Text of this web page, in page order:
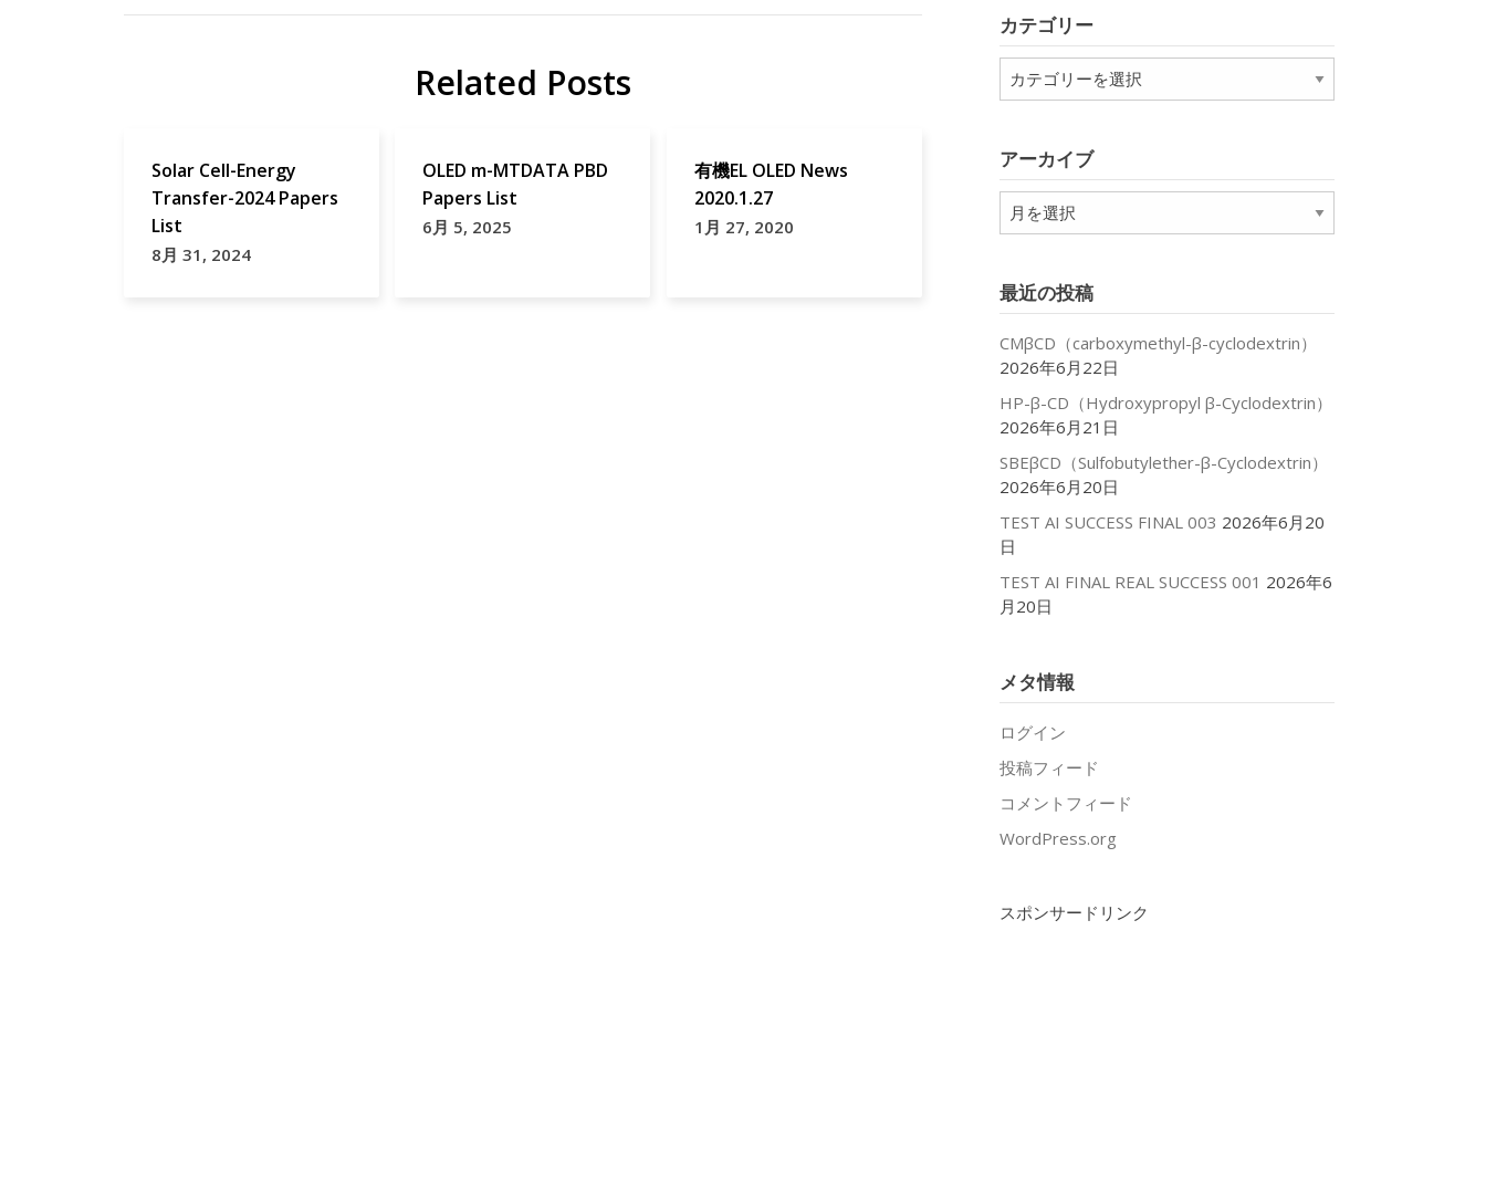
Related Posts
Solar Cell-Energy
Transfer-2024 Papers
List
8月 31, 2024
OLED m-MTDATA PBD
Papers List
6月 5, 2025
有機EL OLED News
2020.1.27
1月 27, 2020
カテゴリー
テ
ー
アーカイブ
ア
ー
ブ
最近の投稿
CMβCD（carboxymethyl-β-cyclodextrin）
2026年6月22日
HP-β-CD（Hydroxypropyl β-Cyclodextrin）
2026年6月21日
SBEβCD（Sulfobutylether-β-Cyclodextrin）
2026年6月20日
TEST AI SUCCESS FINAL 003 2026年6月20
日
TEST AI FINAL REAL SUCCESS 001 2026年6
月20日
メタ情報
ログイン
投稿フィード
コメントフィード
WordPress.org
スポンサードリンク